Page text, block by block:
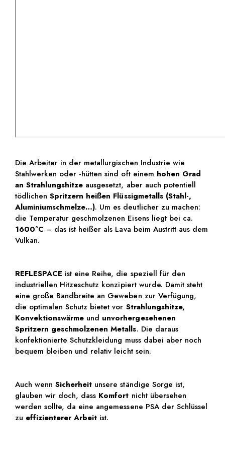
Die Arbeiter in der metallurgischen Industrie wie
Stahlwerken oder -hütten sind oft einem hohen Grad
an Strahlungshitze ausgesetzt, aber auch potentiell
tödlichen Spritzern heißen Flüssigmetalls (Stahl-,
Aluminiumschmelze…). Um es deutlicher zu machen:
die Temperatur geschmolzenen Eisens liegt bei ca.
1600°C – das ist heißer als Lava beim Austritt aus dem
Vulkan.
REFLESPACE ist eine Reihe, die speziell für den
industriellen Hitzeschutz konzipiert wurde. Damit steht
eine große Bandbreite an Geweben zur Verfügung,
die optimalen Schutz bietet vor Strahlungshitze,
Konvektionswärme und unvorhergesehenen
Spritzern geschmolzenen Metalls. Die daraus
konfektionierte Schutzkleidung muss dabei aber noch
bequem bleiben und relativ leicht sein.
Auch wenn Sicherheit unsere ständige Sorge ist,
glauben wir doch, dass Komfort nicht übersehen
werden sollte, da eine angemessene PSA der Schlüssel
zu effizienterer Arbeit ist.